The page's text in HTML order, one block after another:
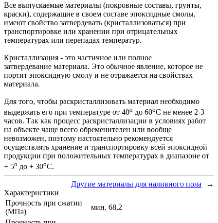
Все выпускаемые материалы (покровные составы, грунты,
краски), содержащие в своем составе эпоксидные смолы,
имеют свойство затвердевать (кристаллизоваться) при
транспортировке или хранении при отрицательных
температурах или перепадах температур.
Кристаллизация - это частичное или полное
затвердевание материала. Это обычное явление, которое не
портит эпоксидную смолу и не отражается на свойствах
материала.
Для того, чтобы раскристаллизовать материал необходимо
выдержать его при температуре от 40о до 60оС не менее 2-3
часов. Так как процесс раскристаллизации в условиях работ
на объекте чаще всего обременителен или вообще
невозможен, поэтому настоятельно рекомендуется
осуществлять хранение и транспортировку всей эпоксидной
продукции при положительных температурах в диапазоне от
+ 5о до + 30оС.
Другие материалы для наливного пола
→
Характеристики
Прочность при сжатии
(МПа)
мин. 68,2